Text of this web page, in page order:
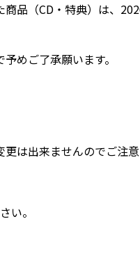
品（CD・特典）は、
めご了承願います。
は出来ませんのでご注意
い。